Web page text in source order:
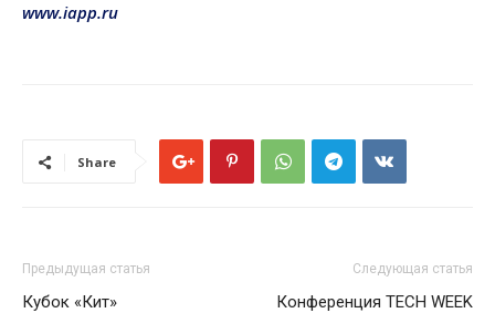
www.iapp.ru
Share
Предыдущая статья
Кубок «Кит»
Следующая статья
Конференция TECH WEEK